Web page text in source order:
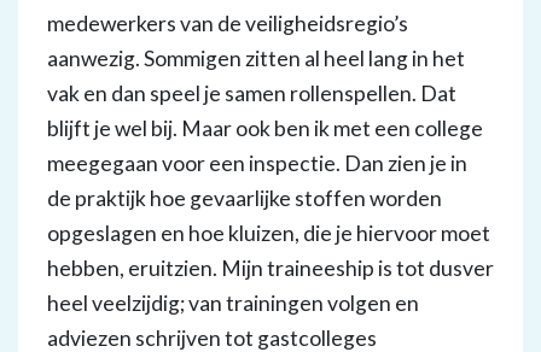
medewerkers van de veiligheidsregio’s
aanwezig. Sommigen zitten al heel lang in het
vak en dan speel je samen rollenspellen. Dat
blijft je wel bij. Maar ook ben ik met een college
meegegaan voor een inspectie. Dan zien je in
de praktijk hoe gevaarlijke stoffen worden
opgeslagen en hoe kluizen, die je hiervoor moet
hebben, eruitzien. Mijn traineeship is tot dusver
heel veelzijdig; van trainingen volgen en
adviezen schrijven tot gastcolleges